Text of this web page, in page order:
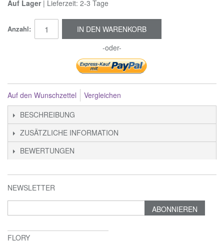
Auf Lager| Lieferzeit: 2-3 Tage
Anzahl:
IN DEN WARENKORB
-oder-
Auf den Wunschzettel
Vergleichen
BESCHREIBUNG
ZUSÄTZLICHE INFORMATION
BEWERTUNGEN
NEWSLETTER
ABONNIEREN
FLORY